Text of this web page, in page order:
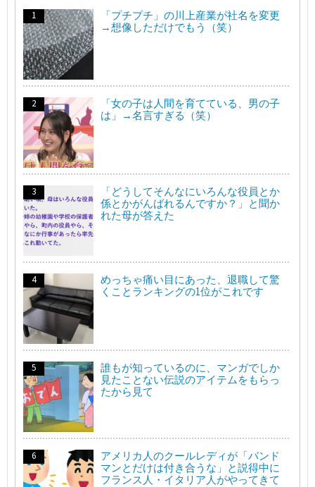
「プチプチ」の川上産業が社名を変更
→想像しただけでもう（笑）
「女の子は人間を育てている、男の子
は」→名言すぎる（笑）
「どうしてそんなにいろんな役員とか
係とかがんばれるんですか？」と聞か
れた母が答えた
めっちゃ痛い目にあった、退職して驚
くことランキングの1位がこれです
誰もが知っているのに、マンガでしか
見たことない伝説のアイテムをもらっ
たから見て
アメリカ人のクールレディが「バンド
マンとだけは付き合うな」と説得中に
フランス人・イタリア人がやってきて